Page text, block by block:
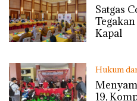
WIB
Satgas
Kapal
Hukum
15:20 WIB
19,